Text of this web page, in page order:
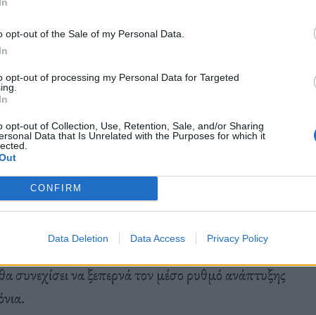
opt-out of the Sale of my Personal Data.
opt-out of processing my Personal Data for Targeted
opt-out of Collection, Use, Retention, Sale, and/or Sharing
Data that Is Unrelated with the Purposes for which it
CONFIRM
Data Deletion Data Access Privacy Policy
της Ελλάδας στην ευρωζώνη.
τη Δευτέρα έδειξαν ότι το ελληνικό δημόσιο
μονάδες στο 162% το 2023.
ξεπερνώντας τη συρρίκνωση της Γερμανίας
η χώρα αναπτύχθηκε με σχεδόν διπλάσιο ρυθμό
εβδομάδα το ΔΝΤ δήλωσε ότι η ελληνική
συνεχίσει να ξεπερνά τον μέσο ρυθμό ανάπτυξης